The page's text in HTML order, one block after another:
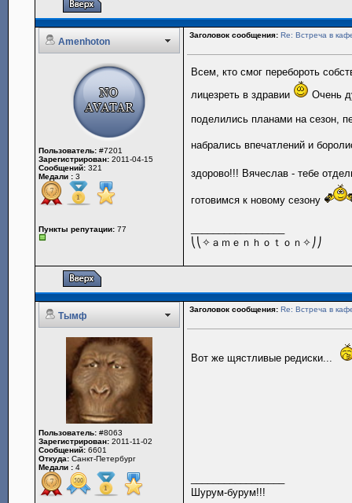
Amenhoton
Заголовок сообщения: Re: Встреча в
Пользователь: #7201
Зарегистрирован: 2011-04-15
Сообщений: 321
Медали : 3
Пункты репутации: 77
Всем, кто смог перебороть
лицезреть в здравии
Очень
поделились планами на сезон,
набрались впечатлений и
здорово!!! Вячеслав - тебе
готовимся к новому сезону
⎝⎝✧ａｍｅｎｈｏｔｏｎ✧⎠⎠
Тымф
Заголовок сообщения: Re: Встреча в
Пользователь: #8063
Зарегистрирован: 2011-11-02
Сообщений: 6601
Откуда: Санкт-Петербург
Медали : 4
Вот же щястливые редиски...
Шурум-бурум!!!